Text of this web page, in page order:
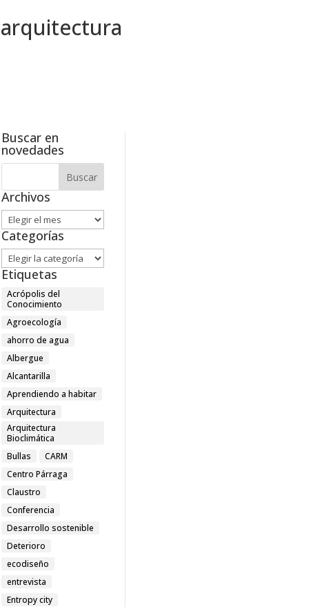
Buscar en
novedades
Archivos
Archivos
Categorías
Categorías
Etiquetas
Acrópolis del
Conocimiento
Agroecología
ahorro de agua
Albergue
Alcantarilla
Aprendiendo a habitar
Arquitectura
Arquitectura
Bioclimática
Bullas
CARM
Centro Párraga
Claustro
Conferencia
Desarrollo sostenible
Deterioro
ecodiseño
entrevista
Entropy city